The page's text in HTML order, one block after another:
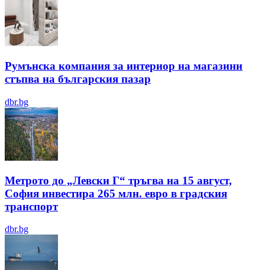
Румънска компания за интериор на магазини
стъпва на българския пазар
dbr.bg
Метрото до „Левски Г“ тръгва на 15 август,
София инвестира 265 млн. евро в градския
транспорт
dbr.bg